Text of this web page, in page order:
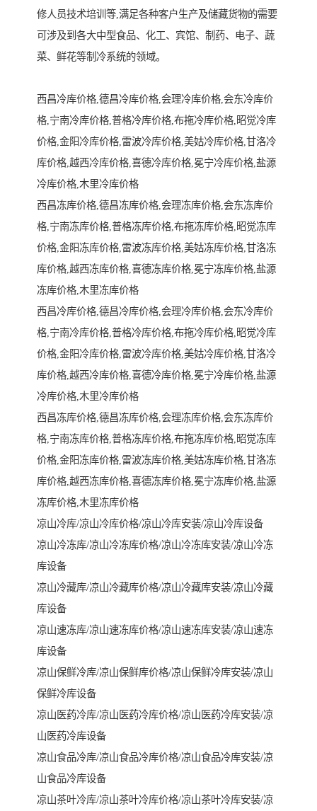
修人员技术培训等,满足各种客户生产及储藏货物的需要
可涉及到各大中型食品、化工、宾馆、制药、电子、蔬
菜、鲜花等制冷系统的领域。
西昌冷库价格,德昌冷库价格,会理冷库价格,会东冷库价
格,宁南冷库价格,普格冷库价格,布拖冷库价格,昭觉冷库
价格,金阳冷库价格,雷波冷库价格,美姑冷库价格,甘洛冷
库价格,越西冷库价格,喜德冷库价格,冕宁冷库价格,盐源
冷库价格,木里冷库价格
西昌冻库价格,德昌冻库价格,会理冻库价格,会东冻库价
格,宁南冻库价格,普格冻库价格,布拖冻库价格,昭觉冻库
价格,金阳冻库价格,雷波冻库价格,美姑冻库价格,甘洛冻
库价格,越西冻库价格,喜德冻库价格,冕宁冻库价格,盐源
冻库价格,木里冻库价格
西昌冷库价格,德昌冷库价格,会理冷库价格,会东冷库价
格,宁南冷库价格,普格冷库价格,布拖冷库价格,昭觉冷库
价格,金阳冷库价格,雷波冷库价格,美姑冷库价格,甘洛冷
库价格,越西冷库价格,喜德冷库价格,冕宁冷库价格,盐源
冷库价格,木里冷库价格
西昌冻库价格,德昌冻库价格,会理冻库价格,会东冻库价
格,宁南冻库价格,普格冻库价格,布拖冻库价格,昭觉冻库
价格,金阳冻库价格,雷波冻库价格,美姑冻库价格,甘洛冻
库价格,越西冻库价格,喜德冻库价格,冕宁冻库价格,盐源
冻库价格,木里冻库价格
凉山冷库/凉山冷库价格/凉山冷库安装/凉山冷库设备
凉山冷冻库/凉山冷冻库价格/凉山冷冻库安装/凉山冷冻
库设备
凉山冷藏库/凉山冷藏库价格/凉山冷藏库安装/凉山冷藏
库设备
凉山速冻库/凉山速冻库价格/凉山速冻库安装/凉山速冻
库设备
凉山保鲜冷库/凉山保鲜库价格/凉山保鲜冷库安装/凉山
保鲜冷库设备
凉山医药冷库/凉山医药冷库价格/凉山医药冷库安装/凉
山医药冷库设备
凉山食品冷库/凉山食品冷库价格/凉山食品冷库安装/凉
山食品冷库设备
凉山茶叶冷库/凉山茶叶冷库价格/凉山茶叶冷库安装/凉